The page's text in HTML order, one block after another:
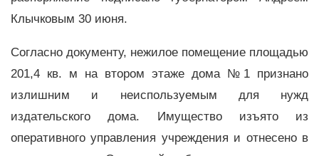
Клычковым 30 июня.
Согласно документу, нежилое помещение площадью
201,4 кв. м на втором этаже дома №1 признано
излишним и неиспользуемым для нужд
издательского дома. Имущество изъято из
оперативного управления учреждения и отнесено в